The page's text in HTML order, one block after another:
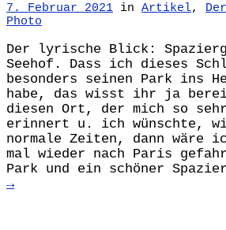
7. Februar 2021 in Artikel,
Photo
Der lyrische Blick:
Seehof. Dass ich dieses
besonders seinen Park ins
habe, das wisst ihr ja
diesen Ort, der mich so
erinnert u. ich wünschte,
normale Zeiten, dann wäre
mal wieder nach Paris
Park und ein schöner
→